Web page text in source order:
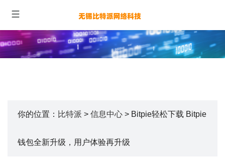
你的位置： 比特派 > 信息中心 > Bitpie轻松下载 Bitpie
钱包全新升级，用户体验再升级